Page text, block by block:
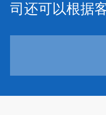
司还可以根据